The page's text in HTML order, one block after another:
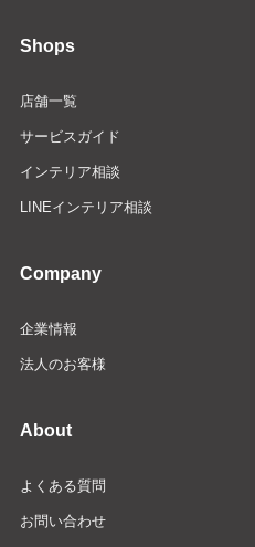
Shops
店舗一覧
サービスガイド
インテリア相談
LINEインテリア相談
Company
企業情報
法人のお客様
About
よくある質問
お問い合わせ